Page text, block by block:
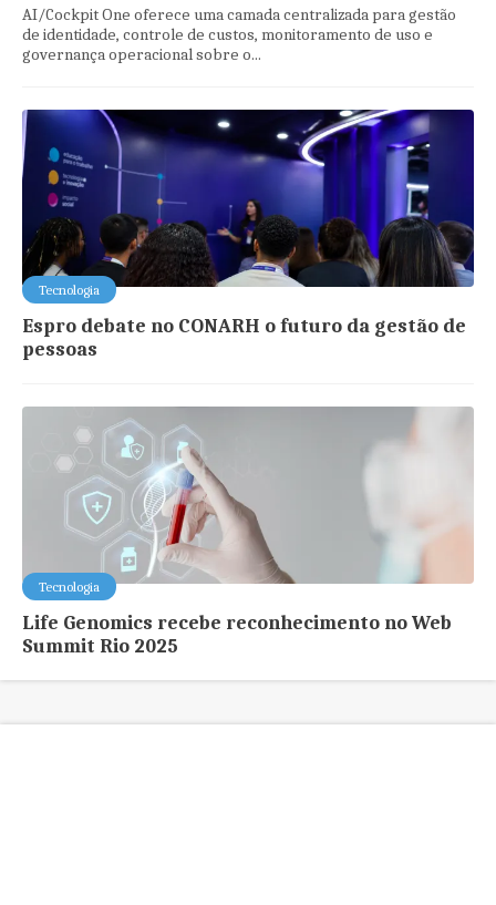
AI/Cockpit One oferece uma camada centralizada para gestão
de identidade, controle de custos, monitoramento de uso e
governança operacional sobre o...
Tecnologia
Espro debate no CONARH o futuro da gestão de
pessoas
Tecnologia
Life Genomics recebe reconhecimento no Web
Summit Rio 2025